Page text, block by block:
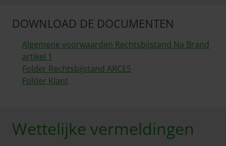
DOWNLOAD DE DOCUMENTEN
Algemene voorwaarden Rechtsbijstand Na Brand
artikel 1
Folder Rechtsbijstand ARCES
Folder Klant
Wettelijke vermeldingen